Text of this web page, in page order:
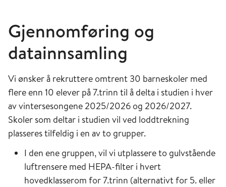
Gjennomføring og
datainnsamling
Vi ønsker å rekruttere omtrent 30 barneskoler med
flere enn 10 elever på 7.trinn til å delta i studien i hver
av vintersesongene 2025/2026 og 2026/2027.
Skoler som deltar i studien vil ved loddtrekning
plasseres tilfeldig i en av to grupper.
I den ene gruppen, vil vi utplassere to gulvstående
luftrensere med HEPA-filter i hvert
hovedklasserom for 7.trinn (alternativt for 5. eller